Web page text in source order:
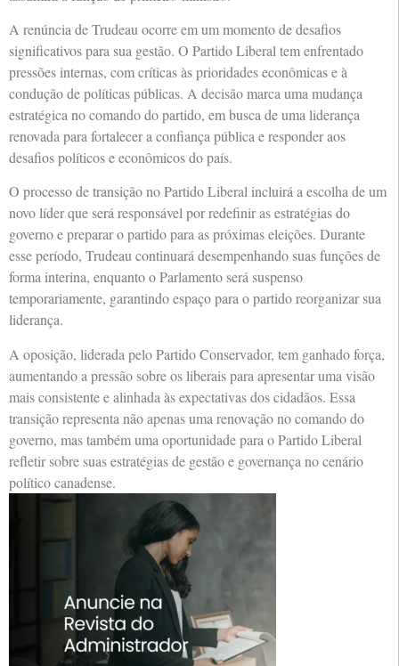
A renúncia de Trudeau ocorre em um momento de desafios
significativos para sua gestão. O Partido Liberal tem enfrentado
pressões internas, com críticas às prioridades econômicas e à
condução de políticas públicas. A decisão marca uma mudança
estratégica no comando do partido, em busca de uma liderança
renovada para fortalecer a confiança pública e responder aos
desafios políticos e econômicos do país.
O processo de transição no Partido Liberal incluirá a escolha de um
novo líder que será responsável por redefinir as estratégias do
governo e preparar o partido para as próximas eleições. Durante
esse período, Trudeau continuará desempenhando suas funções de
forma interina, enquanto o Parlamento será suspenso
temporariamente, garantindo espaço para o partido reorganizar sua
liderança.
A oposição, liderada pelo Partido Conservador, tem ganhado força,
aumentando a pressão sobre os liberais para apresentar uma visão
mais consistente e alinhada às expectativas dos cidadãos. Essa
transição representa não apenas uma renovação no comando do
governo, mas também uma oportunidade para o Partido Liberal
refletir sobre suas estratégias de gestão e governança no cenário
político canadense.